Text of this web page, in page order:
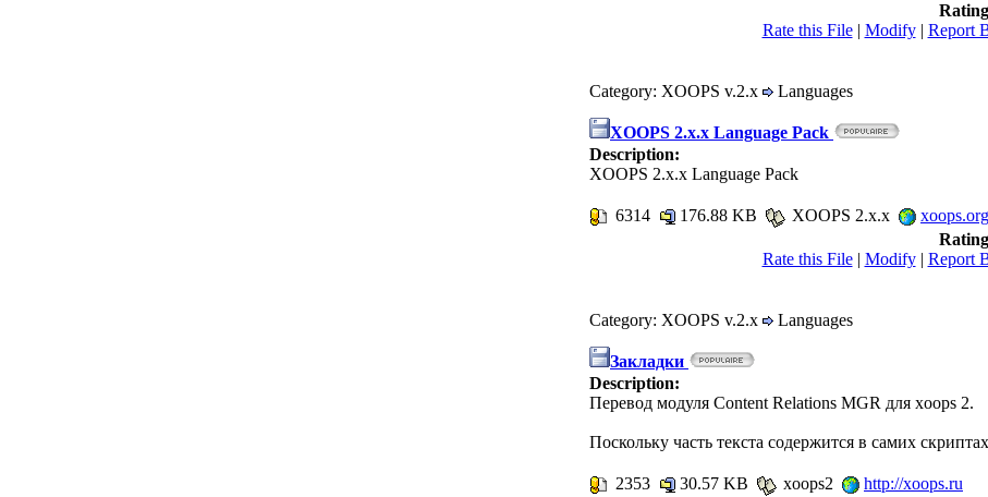
Rate this File| Modify| Report
Category: XOOPS v.2.x Languages
XOOPS 2.x.x Language Pack
Description:
XOOPS 2.x.x Language Pack
6314 176.88 KB XOOPS 2.x.x
xoops.org
Rate this File| Modify| Report
Category: XOOPS v.2.x Languages
Закладки
Description:
Перевод модуля Content Relations MGR для xoops 2.
Поскольку часть текста содержится в самих
2353 30.57 KB xoops2
http://xoops.ru